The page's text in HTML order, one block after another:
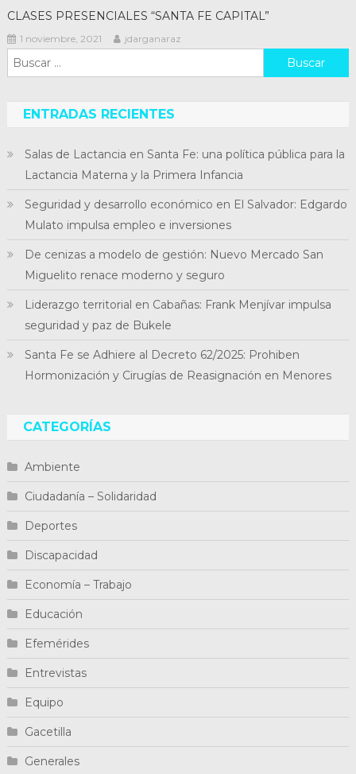
CLASES PRESENCIALES “SANTA FE CAPITAL”
1 noviembre, 2021 jdarganaraz
Buscar:
ENTRADAS RECIENTES
Salas de Lactancia en Santa Fe: una política pública para la
Lactancia Materna y la Primera Infancia
Seguridad y desarrollo económico en El Salvador: Edgardo
Mulato impulsa empleo e inversiones
De cenizas a modelo de gestión: Nuevo Mercado San
Miguelito renace moderno y seguro
Liderazgo territorial en Cabañas: Frank Menjívar impulsa
seguridad y paz de Bukele
Santa Fe se Adhiere al Decreto 62/2025: Prohiben
Hormonización y Cirugías de Reasignación en Menores
CATEGORÍAS
Ambiente
Ciudadanía – Solidaridad
Deportes
Discapacidad
Economía – Trabajo
Educación
Efemérides
Entrevistas
Equipo
Gacetilla
Generales